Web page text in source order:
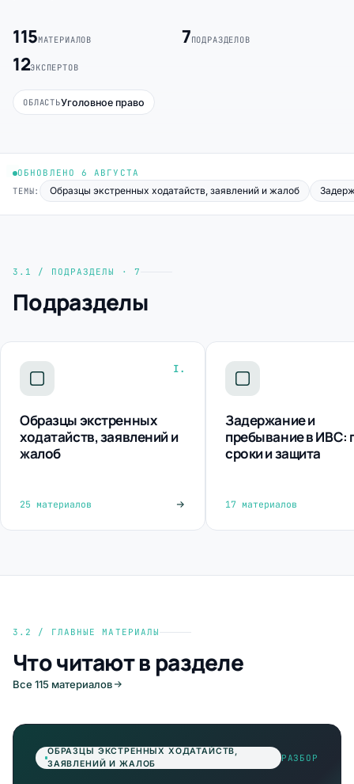
115МАТЕРИАЛОВ 7ПОДРАЗДЕЛОВ
12ЭКСПЕРТОВ
ОБЛАСТЬУголовное право
ОБНОВЛЕНО 6 АВГУСТА
ТЕМЫ:
Образцы экстренных ходатайств, заявлений и жалоб
3.1 / ПОДРАЗДЕЛЫ · 7
Подразделы
I.
Образцы экстренных
ходатайств, заявлений и
жалоб
25 материалов
Задержание и
пребывание в ИВС:
сроки и защита
17 материалов
3.2 / ГЛАВНЫЕ МАТЕРИАЛЫ
Что читают в разделе
Все 115 материалов
ОБРАЗЦЫ ЭКСТРЕННЫХ ХОДАТАЙСТВ,
ЗАЯВЛЕНИЙ И ЖАЛОБ
РАЗБОР